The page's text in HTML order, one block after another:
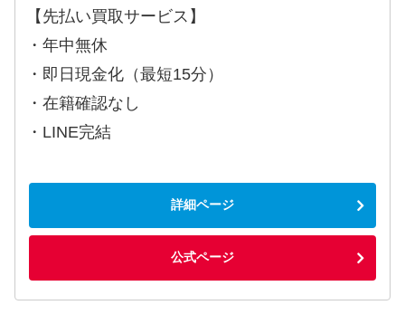
【先払い買取サービス】
・年中無休
・即日現金化（最短15分）
・在籍確認なし
・LINE完結
詳細ページ
公式ページ